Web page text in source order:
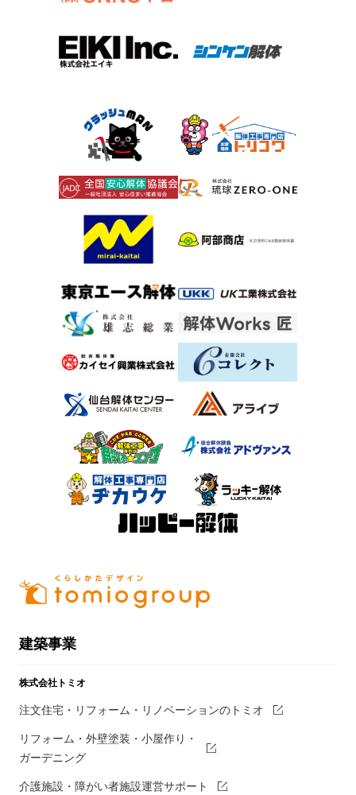
建築事業
株式会社トミオ
注文住宅・リフォーム・リノベーションのトミオ
リフォーム・外壁塗装・小屋作り・
ガーデニング
介護施設・障がい者施設運営サポート